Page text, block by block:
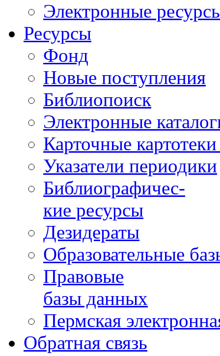
Электронные
Ресурсы
Фонд
Новые поступления
Библиопоиск
Электронные
Карточные
Указатели периодики
Библиографичес-
кие ресурсы
Дезидераты
Образовательные
Правовые
базы данных
Пермская
Обратная связь